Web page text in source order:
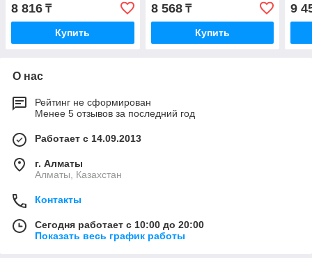
8 816 ₸
Купить
8 568₸
Купить
9
О нас
Рейтинг не сформирован
Менее 5 отзывов за последний год
Работает с 14.09.2013
г. Алматы
Алматы, Казахстан
Контакты
Сегодня работает с 10:00 до 20:00
Показать весь график работы